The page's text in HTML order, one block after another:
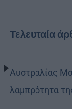
Τελευταία
Αυστραλίας
λαμπρότητα